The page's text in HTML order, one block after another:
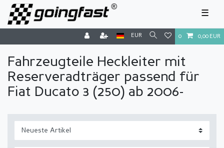
☰
EUR 0 0,00 EUR
Fahrzeugteile Heckleiter mit
Reserveradträger passend für
Fiat Ducato 3 (250) ab 2006-